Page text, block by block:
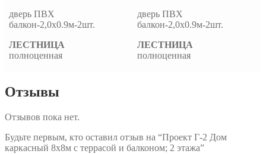
дверь ПВХ
балкон-2,0х0.9м-2шт.
ЛЕСТНИЦА
полноценная
дверь ПВХ
балкон-2,0х0.9м-2шт.
ЛЕСТНИЦА
полноценная
Отзывы
Отзывов пока нет.
Будьте первым, кто оставил отзыв на “Проект Г-2 Дом
каркасный 8х8м с террасой и балконом; 2 этажа”